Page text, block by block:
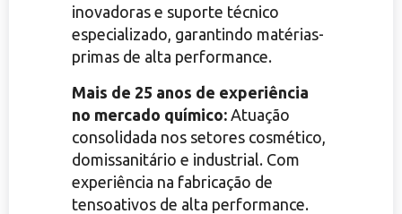
inovadoras e suporte técnico
especializado, garantindo matérias-
primas de alta performance.
Mais de 25 anos de experiência
no mercado químico: Atuação
consolidada nos setores cosmético,
domissanitário e industrial. Com
experiência na fabricação de
tensoativos de alta performance.